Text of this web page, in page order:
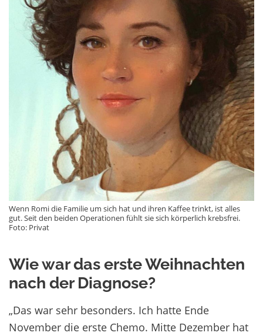
Wenn Romi die Familie um sich hat und ihren Kaffee trinkt, ist alles
gut. Seit den beiden Operationen fühlt sie sich körperlich krebsfrei.
Foto: Privat
Wie war das erste Weihnachten
nach der Diagnose?
„Das war sehr besonders. Ich hatte Ende
November die erste Chemo. Mitte Dezember hat